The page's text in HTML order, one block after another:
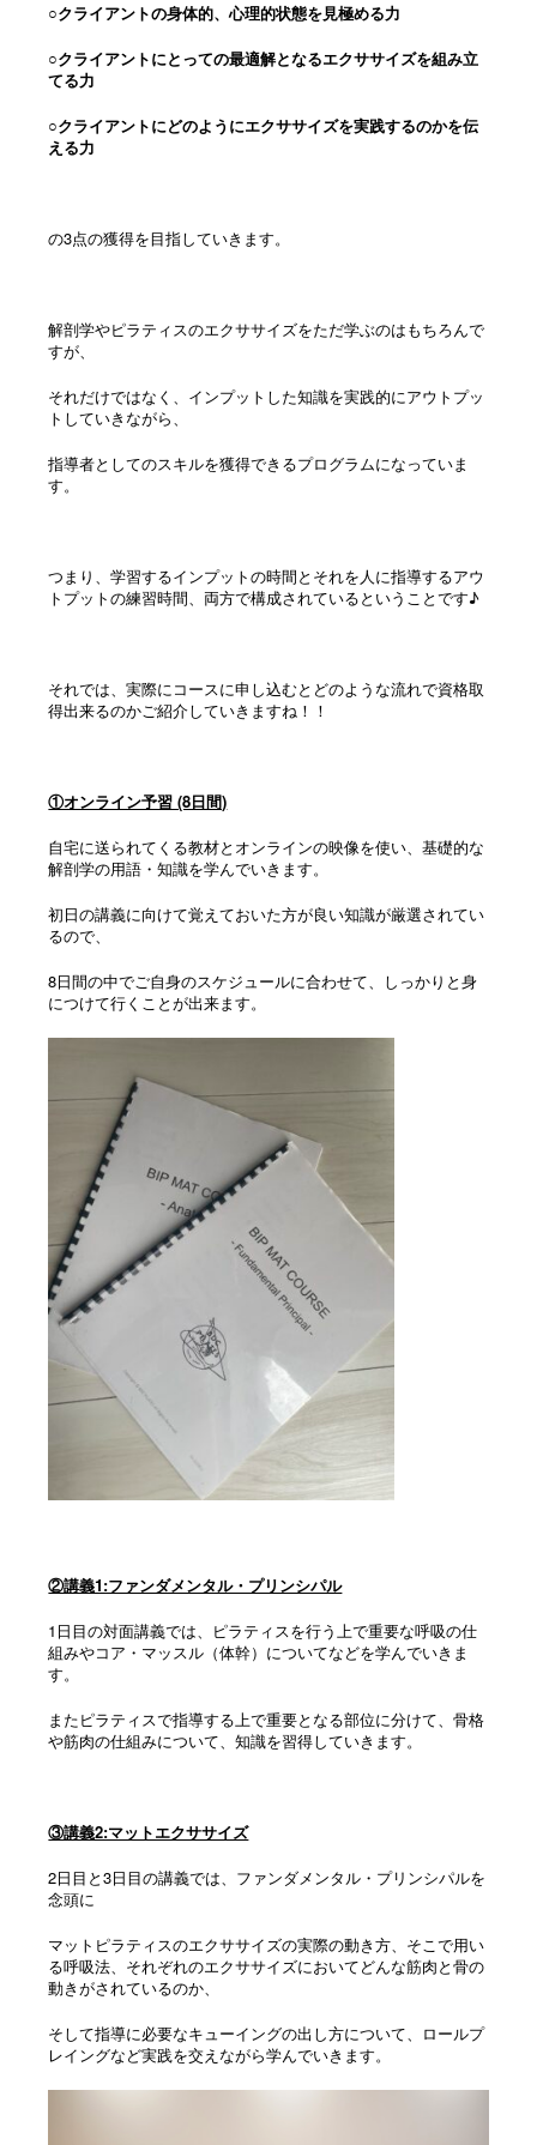
○クライアントの身体的、心理的状態を見極める力
○クライアントにとっての最適解となるエクササイズを組み立
てる力
○クライアントにどのようにエクササイズを実践するのかを伝
える力
の3点の獲得を目指していきます。
解剖学やピラティスのエクササイズをただ学ぶのはもちろんで
すが、
それだけではなく、インプットした知識を実践的にアウトプッ
トしていきながら、
指導者としてのスキルを獲得できるプログラムになっていま
す。
つまり、学習するインプットの時間とそれを人に指導するアウ
トプットの練習時間、両方で構成されているということです♪
それでは、実際にコースに申し込むとどのような流れで資格取
得出来るのかご紹介していきますね！！
①オンライン予習 (8日間)
自宅に送られてくる教材とオンラインの映像を使い、基礎的な
解剖学の用語・知識を学んでいきます。
初日の講義に向けて覚えておいた方が良い知識が厳選されてい
るので、
8日間の中でご自身のスケジュールに合わせて、しっかりと身
につけて行くことが出来ます。
②講義1:ファンダメンタル・プリンシパル
1日目の対面講義では、ピラティスを行う上で重要な呼吸の仕
組みやコア・マッスル（体幹）についてなどを学んでいきま
す。
またピラティスで指導する上で重要となる部位に分けて、骨格
や筋肉の仕組みについて、知識を習得していきます。
③講義2:マットエクササイズ
2日目と3日目の講義では、ファンダメンタル・プリンシパルを
念頭に
マットピラティスのエクササイズの実際の動き方、そこで用い
る呼吸法、 それぞれのエクササイズにおいてどんな筋肉と骨の
動きがされているのか、
そして指導に必要なキューイングの出し方について、ロールプ
レイングなど実践を交えながら学んでいきます。